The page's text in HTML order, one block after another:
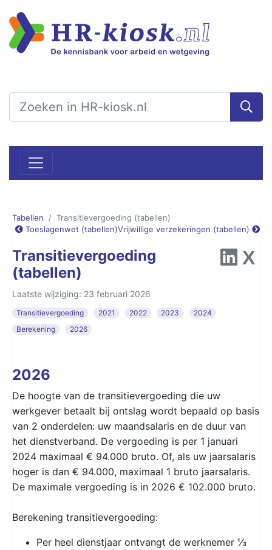
Tabellen
Transitievergoeding (tabellen)
Toeslagenwet (tabellen)Vrijwillige verzekeringen (tabellen)
Transitievergoeding
(tabellen)
Laatste wijziging: 23 februari 2026
Transitievergoeding 2021 2022 2023
2024
Berekening
2026
2026
De hoogte van de transitievergoeding die uw
werkgever betaalt bij ontslag wordt bepaald op basis
van 2 onderdelen: uw maandsalaris en de duur van
het dienstverband. De vergoeding is per 1 januari
2024 maximaal € 94.000 bruto. Of, als uw jaarsalaris
hoger is dan € 94.000, maximaal 1 bruto jaarsalaris.
De maximale vergoeding is in 2026 € 102.000 bruto.
Berekening transitievergoeding:
Per heel dienstjaar ontvangt de werknemer ⅓